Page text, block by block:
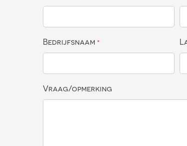
Bedrijfsnaam *
Vraag/opmerking